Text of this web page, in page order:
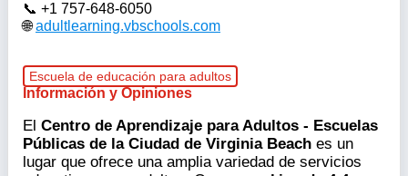
+1 757-648-6050
adultlearning.vbschools.com
Escuela de educación para adultos
Información y Opiniones
El Centro de Aprendizaje para Adultos - Escuelas
Públicas de la Ciudad de Virginia Beach es un
lugar que ofrece una amplia variedad de servicios